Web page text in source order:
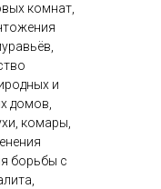
комнат,
и
домов,
комары,
борьбы с